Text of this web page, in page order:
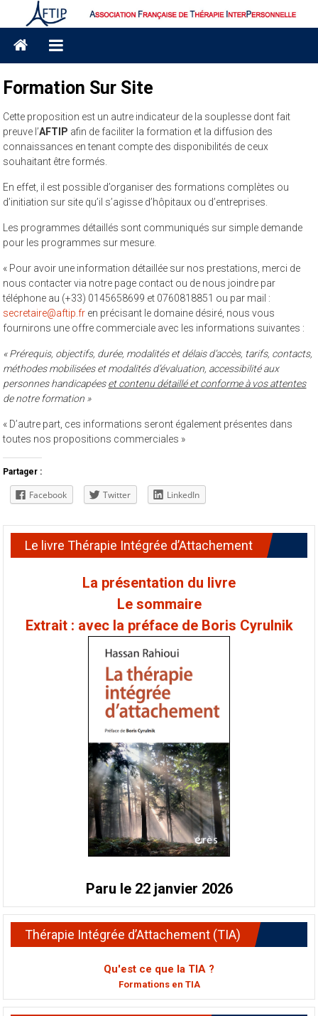
Association
Française
de
Thérapie
interpersonnelle
Formation Sur Site
Cette proposition est un autre indicateur de la souplesse dont fait
preuve l’AFTIP afin de faciliter la formation et la diffusion des
connaissances en tenant compte des disponibilités de ceux
souhaitant être formés.
En effet, il est possible d’organiser des formations complètes ou
d’initiation sur site qu’il s’agisse d’hôpitaux ou d’entreprises.
Les programmes détaillés sont communiqués sur simple demande
pour les programmes sur mesure.
« Pour avoir une information détaillée sur nos prestations, merci de
nous contacter via notre page contact ou de nous joindre par
téléphone au (+33) 0145658699 et 0760818851 ou par mail :
secretaire@aftip.fr en précisant le domaine désiré, nous vous
fournirons une offre commerciale avec les informations suivantes :
« Prérequis, objectifs, durée, modalités et délais d’accès, tarifs, contacts,
méthodes mobilisées et modalités d’évaluation, accessibilité aux
personnes handicapéeset contenu détaillé et conforme à vos attentes
de notre formation »
« D’autre part, ces informations seront également présentes dans
toutes nos propositions commerciales »
Partager :
Facebook Twitter LinkedIn
Le livre Thérapie Intégrée d’Attachement
La présentation du livre
Le sommaire
Extrait : avec la préface de Boris Cyrulnik
Paru le 22 janvier 2026
Thérapie Intégrée d’Attachement (TIA)
Qu'est ce que la TIA ?
Formations en TIA